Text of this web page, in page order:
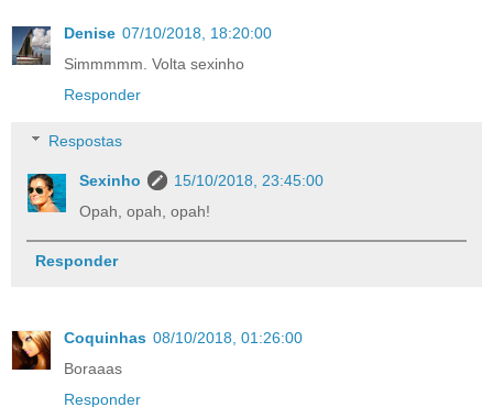
Denise 07/10/2018, 18:20:00
Simmmmm. Volta sexinho
Responder
Respostas
Sexinho
15/10/2018, 23:45:00
Opah, opah, opah!
Responder
Coquinhas 08/10/2018, 01:26:00
Boraaas
Responder